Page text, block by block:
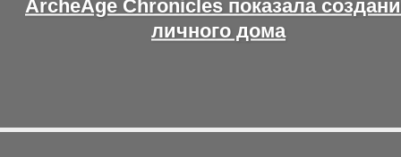
ArcheAge Chronicles показала
личного дома